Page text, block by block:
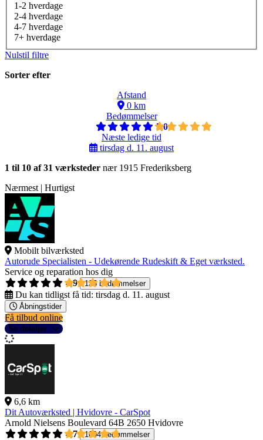
1-2 hverdage
2-4 hverdage
4-7 hverdage
7+ hverdage
Nulstil filtre
Sorter efter
Afstand
0 km
Bedømmelser
5,0
Næste ledige tid
tirsdag d. 11. august
1 til 10 af 31 værksteder nær 1915 Frederiksberg
Nærmest | Hurtigst
Mobilt bilværksted
Autorude Specialisten - Udekørende Rudeskift & Eget værksted.
Service og reparation hos dig
4,9
135 bedømmelser
Du kan tidligst få tid: tirsdag d. 11. august
Åbningstider
Få tilbud online
Se detaljer
6,6 km
Dit Autoværksted | Hvidovre - CarSpot
Arnold Nielsens Boulevard 64B 2650 Hvidovre
4,7
1004 bedømmelser